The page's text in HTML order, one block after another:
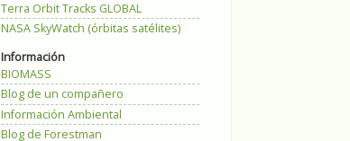
Terra Orbit Tracks GLOBAL
NASA SkyWatch (órbitas satélites)
Información
BIOMASS
Blog de un compañero
Información Ambiental
Blog de Forestman